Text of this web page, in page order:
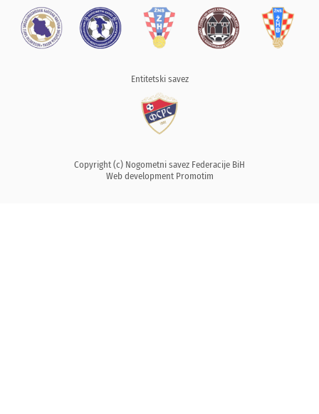
Entitetski savez
Copyright (c) Nogometni savez Federacije BiH
Web development Promotim